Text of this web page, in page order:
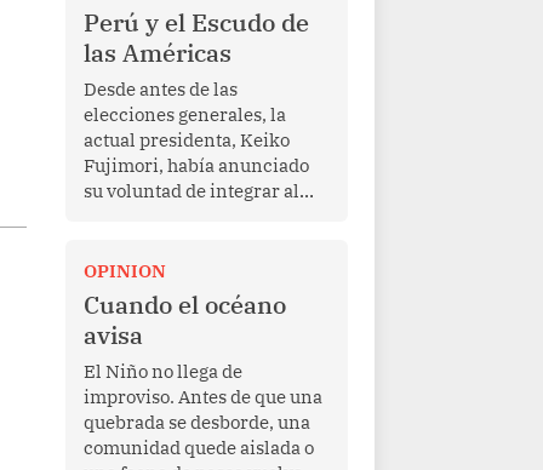
Perú y el Escudo de
las Américas
Desde antes de las
elecciones generales, la
actual presidenta, Keiko
Fujimori, había anunciado
su voluntad de integrar al
en marzo de este año por el
mandatario estadounidense
Donald Trump, con el fin de
enfrentar al crimen
transnacional organizado y
al tráfico de drogas.
OPINION
Cuando el océano
avisa
El Niño no llega de
improviso. Antes de que una
quebrada se desborde, una
comunidad quede aislada o